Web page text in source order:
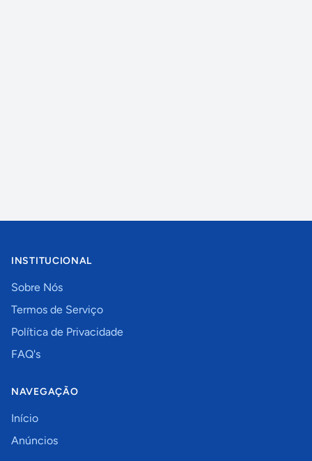
INSTITUCIONAL
Sobre Nós
Termos de Serviço
Política de Privacidade
FAQ's
NAVEGAÇÃO
Início
Anúncios